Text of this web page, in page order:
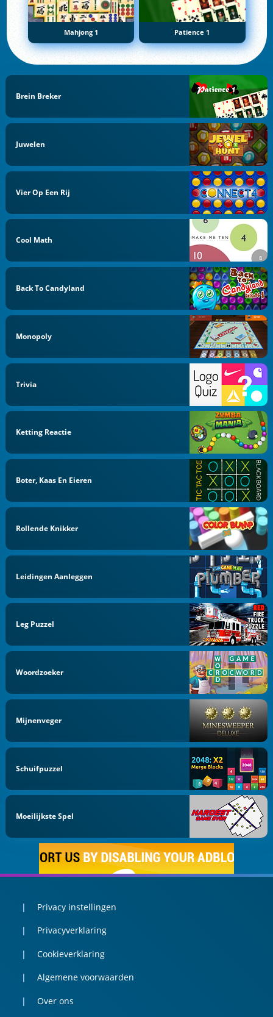
Mahjong 1 Patience 1
Brein Breker
Juwelen
Vier Op Een Rij
Cool Math
Back To Candyland
Monopoly
Trivia
Ketting Reactie
Boter, Kaas En Eieren
Rollende Knikker
Leidingen Aanleggen
Leg Puzzel
Woordzoeker
Mijnenveger
Schuifpuzzel
Moeilijkste Spel
Privacy instellingen
Privacyverklaring
Cookieverklaring
Algemene voorwaarden
Over ons